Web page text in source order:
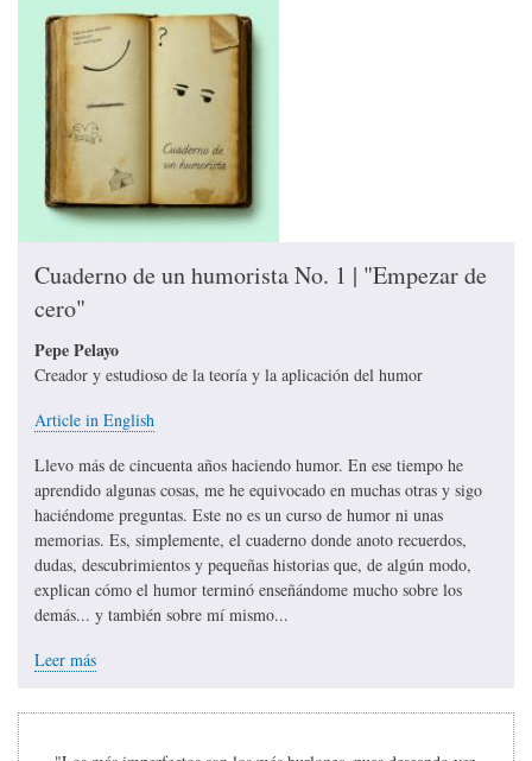
Cuaderno de un humorista No. 1 | "Empezar de
cero"
Pepe Pelayo
Creador y estudioso de la teoría y la aplicación del humor
Article in English
Llevo más de cincuenta años haciendo humor. En ese tiempo he
aprendido algunas cosas, me he equivocado en muchas otras y sigo
haciéndome preguntas. Este no es un curso de humor ni unas
memorias. Es, simplemente, el cuaderno donde anoto recuerdos,
dudas, descubrimientos y pequeñas historias que, de algún modo,
explican cómo el humor terminó enseñándome mucho sobre los
demás... y también sobre mí mismo...
Leer más